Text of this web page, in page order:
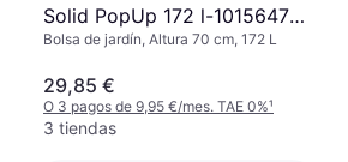
Solid PopUp 172 l-1015647
172L
Bolsa de jardín, Altura 70 cm, 172 L
29,85 €
O 3 pagos de 9,95 €/mes. TAE 0%¹
3 tiendas